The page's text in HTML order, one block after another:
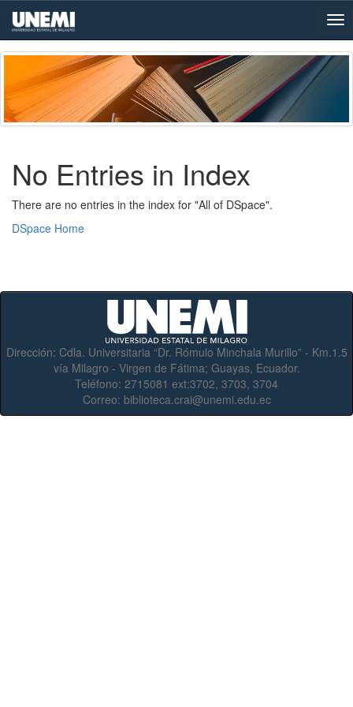
Skip
navigation
No Entries in Index
There are no entries in the index for "All of DSpace".
DSpace Home
Dirección: Cdla. Universitaria “Dr. Rómulo Minchala Murillo” - Km.1.5
vía Milagro - Virgen de Fátima; Guayas, Ecuador.
Teléfono: 2715081 ext:3702, 3703, 3704
Correo: biblioteca.crai@unemi.edu.ec